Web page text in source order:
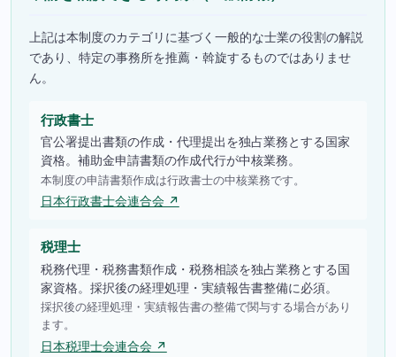
上記は本制度のカテゴリに基づく一般的な士業の役割の解説
であり、特定の事務所を推薦・斡旋するものではありませ
ん。
行政書士
官公署提出書類の作成・代理提出を独占業務とする国家
資格。補助金申請書類の作成代行が中核業務。
本制度の申請書類作成は行政書士の中核業務です。
日本行政書士会連合会 ↗
税理士
税務代理・税務書類作成・税務相談を独占業務とする国
家資格。採択後の経理処理・実績報告書整備に必須。
採択後の経理処理・実績報告書の整備で関与する場合があり
ます。
日本税理士会連合会 ↗